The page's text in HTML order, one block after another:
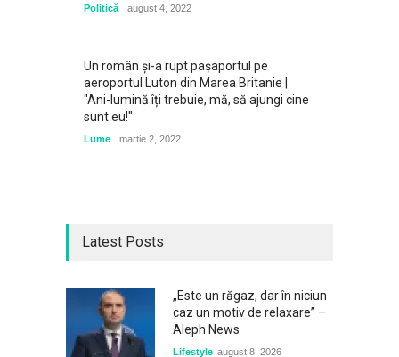
Politică august 4, 2022
Un român și-a rupt pașaportul pe
aeroportul Luton din Marea Britanie |
"Ani-lumină îți trebuie, mă, să ajungi cine
sunt eu!"
Lume martie 2, 2022
Latest Posts
„Este un răgaz, dar în niciun
caz un motiv de relaxare” –
Aleph News
Lifestyle august 8, 2026